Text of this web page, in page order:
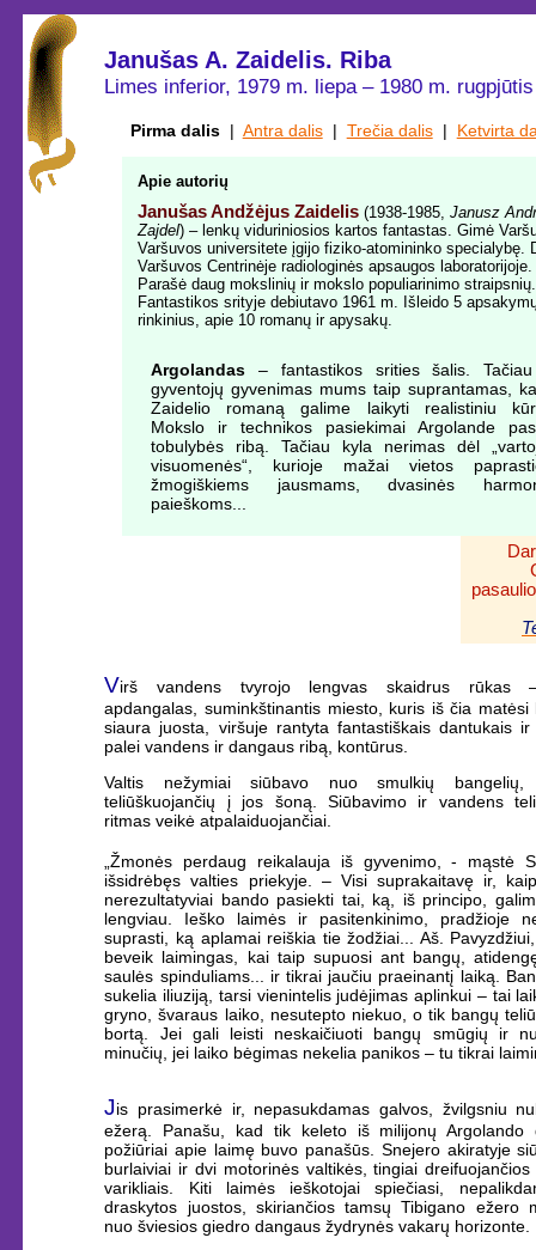
Janušas A. Zaidelis. Riba
Limes inferior, 1979 m. liepa – 1980 m. rugpjūtis
Pirma dalis| Antra dalis| Trečia dalis| Ketvirta
Apie autorių
Janušas Andžėjus Zaidelis(1938-1985, Janusz
Zajdel) – lenkų viduriniosios kartos fantastas. Gimė
Varšuvos universitete įgijo fiziko-atomininko specialybę.
Varšuvos Centrinėje radiologinės apsaugos laboratorijoje.
Parašė daug mokslinių ir mokslo populiarinimo straipsnių.
Fantastikos srityje debiutavo 1961 m. Išleido 5
rinkinius, apie 10 romanų ir apysakų.
Argolandas– fantastikos srities šalis.
gyventojų gyvenimas mums taip suprantamas,
Zaidelio romaną galime laikyti realistiniu
Mokslo ir technikos pasiekimai Argolande
tobulybės ribą. Tačiau kyla nerimas dėl
visuomenės“, kurioje mažai vietos
žmogiškiems jausmams, dvasinės
paieškoms...
Virš vandens tvyrojo lengvas skaidrus rūkas
apdangalas, suminkštinantis miesto, kuris iš čia matėsi
siaura juosta, viršuje rantyta fantastiškais dantukais ir
palei vandens ir dangaus ribą, kontūrus.
Valtis nežymiai siūbavo nuo smulkių bangelių,
teliūškuojančių į jos šoną. Siūbavimo ir vandens
ritmas veikė atpalaiduojančiai.
„Žmonės perdaug reikalauja iš gyvenimo, - mąstė
išsidrėbęs valties priekyje. – Visi suprakaitavę ir,
nerezultatyviai bando pasiekti tai, ką, iš principo,
lengviau. Ieško laimės ir pasitenkinimo, pradžioje
suprasti, ką aplamai reiškia tie žodžiai... Aš.
beveik laimingas, kai taip supuosi ant bangų,
saulės spinduliams... ir tikrai jaučiu praeinantį laiką.
sukelia iliuziją, tarsi vienintelis judėjimas aplinkui – tai
gryno, švaraus laiko, nesutepto niekuo, o tik bangų
bortą. Jei gali leisti neskaičiuoti bangų smūgių ir
minučių, jei laiko bėgimas nekelia panikos – tu tikrai
Jis prasimerkė ir, nepasukdamas galvos, žvilgsniu
ežerą. Panašu, kad tik keleto iš milijonų Argolando
požiūriai apie laimę buvo panašūs. Snejero akiratyje
burlaiviai ir dvi motorinės valtikės, tingiai dreifuojančios
varikliais. Kiti laimės ieškotojai spiečiasi,
draskytos juostos, skiriančios tamsų Tibigano ežero
nuo šviesios giedro dangaus žydrynės vakarų horizonte.